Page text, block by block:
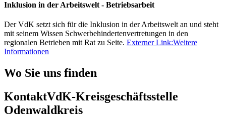
Inklusion in der Arbeitswelt - Betriebsarbeit
Der VdK setzt sich für die Inklusion in der Arbeitswelt an und steht
mit seinem Wissen Schwerbehindertenvertretungen in den
regionalen Betrieben mit Rat zu Seite. Externer Link:Weitere
Informationen
Wo Sie uns finden
KontaktVdK-Kreisgeschäftsstelle
Odenwaldkreis